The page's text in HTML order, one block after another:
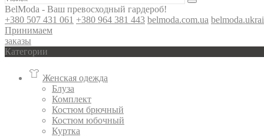
BelModa - Ваш превосходный гардероб!
+380 507 431 061 +380 964 381 443 belmoda.com.ua
Принимаем
заказы
Категории
Женская одежда
Блуза
Комплект
Костюм брючный
Костюм юбочный
Куртка